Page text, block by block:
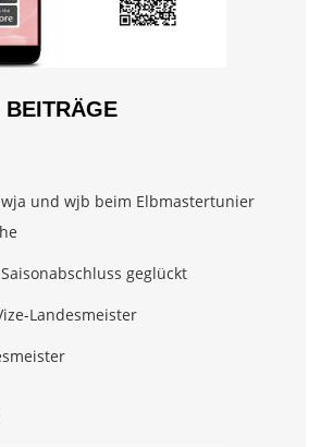
BEITRÄGE
und wjb beim Elbmastertunier
geglückt
Landesmeister